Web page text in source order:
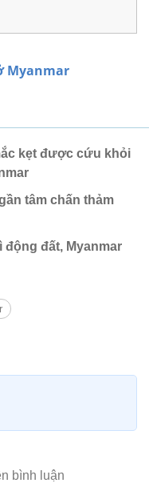
Myanmar
kẹt được cứu khỏi
tâm chấn thảm
động đất, Myanmar